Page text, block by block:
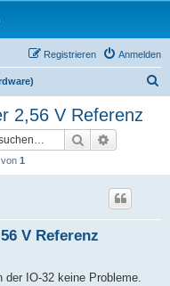
Anmelden
Registrieren
2,56 V Referenz
Suche
von 1
V Referenz
der IO-32 keine Probleme.